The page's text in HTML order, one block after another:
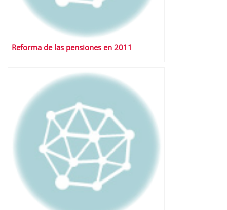
Reforma de las pensiones en 2011